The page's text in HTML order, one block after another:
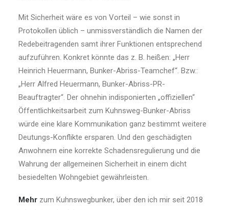
Mit Sicherheit wäre es von Vorteil – wie sonst in
Protokollen üblich – unmissverständlich die Namen der
Redebeitragenden samt ihrer Funktionen entsprechend
aufzuführen. Konkret könnte das z. B. heißen: „Herr
Heinrich Heuermann, Bunker-Abriss-Teamchef“. Bzw.:
„Herr Alfred Heuermann, Bunker-Abriss-PR-
Beauftragter“. Der ohnehin indisponierten „offiziellen“
Öffentlichkeitsarbeit zum Kuhnsweg-Bunker-Abriss
würde eine klare Kommunikation ganz bestimmt weitere
Deutungs-Konflikte ersparen. Und den geschädigten
Anwohnern eine korrekte Schadensregulierung und die
Wahrung der allgemeinen Sicherheit in einem dicht
besiedelten Wohngebiet gewährleisten.
Mehr zum Kuhnswegbunker, über den ich mir seit 2018